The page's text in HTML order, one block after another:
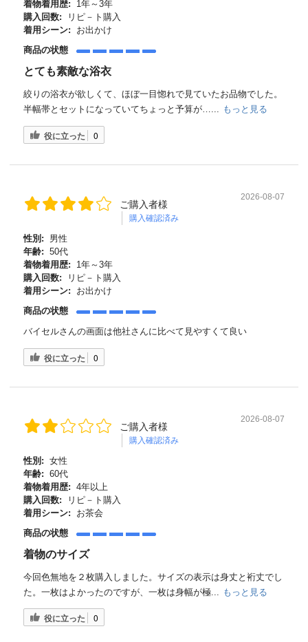
着物着用歴:
1年～3年
購入回数:
リピ－ト購入
着用シーン:
お出かけ
商品の状態
とても素敵な浴衣
絞りの浴衣が欲しくて、ほぼ一目惚れで見ていたお品物でした。
半幅帯とセットになっていてちょっと予算が…... もっと見る
役に立った 0
ご購入者様
購入確認済み
2026-08-07
性別:
男性
年齢: 50代
着物着用歴:
1年～3年
購入回数:
リピ－ト購入
着用シーン:
お出かけ
商品の状態
バイセルさんの画面は他社さんに比べて見やすくて良い
役に立った 0
ご購入者様
購入確認済み
2026-08-07
性別: 女性
年齢: 60代
着物着用歴: 4年以上
購入回数:
リピ－ト購入
着用シーン:
お茶会
商品の状態
着物のサイズ
今回色無地を２枚購入しました。サイズの表示は身丈と裄丈でし
た。一枚はよかったのですが、一枚は身幅が極...
もっと見る
役に立った 0